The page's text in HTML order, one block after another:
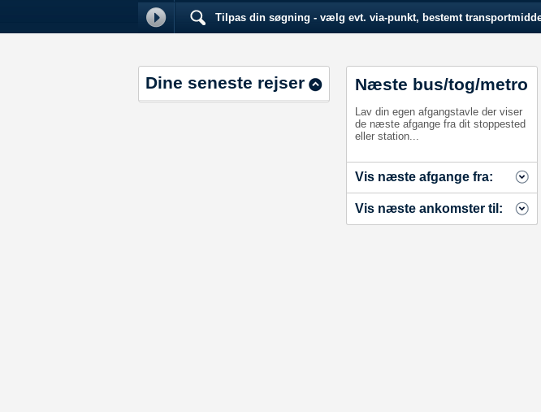
Tilpas din søgning - vælg evt. via-punkt, bestemt
Dine seneste rejser Næste bus/tog/metro
Lav din egen afgangstavle der viser
de næste afgange fra dit stoppested
eller station...
Vis næste afgange fra:
Vis næste ankomster til: